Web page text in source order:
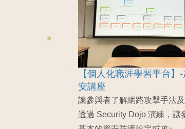
【個人化職涯學習平台】
安講座
讓參與者了解網路攻擊手法
透過 Security Dojo 演練，讓